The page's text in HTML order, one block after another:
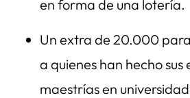
en forma de una lotería.
Un extra de 20.000
a quienes han hecho sus
maestrías en